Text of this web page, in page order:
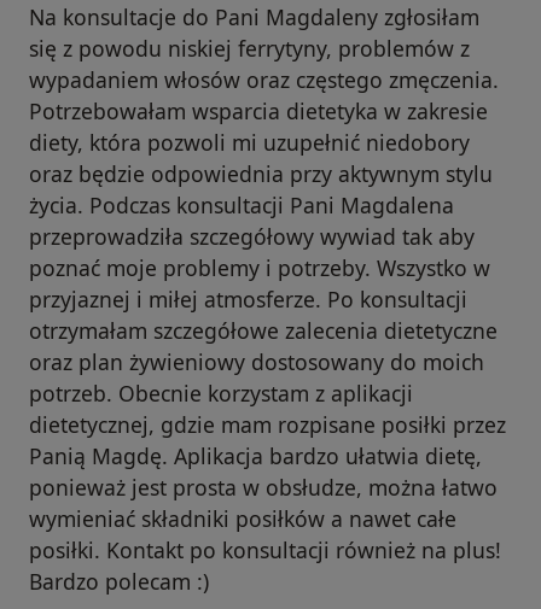
Na konsultacje do Pani Magdaleny zgłosiłam
się z powodu niskiej ferrytyny, problemów z
wypadaniem włosów oraz częstego zmęczenia.
Potrzebowałam wsparcia dietetyka w zakresie
diety, która pozwoli mi uzupełnić niedobory
oraz będzie odpowiednia przy aktywnym stylu
życia. Podczas konsultacji Pani Magdalena
przeprowadziła szczegółowy wywiad tak aby
poznać moje problemy i potrzeby. Wszystko w
przyjaznej i miłej atmosferze. Po konsultacji
otrzymałam szczegółowe zalecenia dietetyczne
oraz plan żywieniowy dostosowany do moich
potrzeb. Obecnie korzystam z aplikacji
dietetycznej, gdzie mam rozpisane posiłki przez
Panią Magdę. Aplikacja bardzo ułatwia dietę,
ponieważ jest prosta w obsłudze, można łatwo
wymieniać składniki posiłków a nawet całe
posiłki. Kontakt po konsultacji również na plus!
Bardzo polecam :)